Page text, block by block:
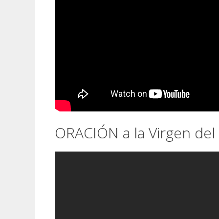
ORACIÓN a la Virgen